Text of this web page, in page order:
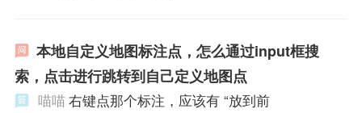
本地自定义地图标注点，怎么通过input框搜
索，点击进行跳转到自己定义地图点
喵喵右键点那个标注，应该有 “放到前